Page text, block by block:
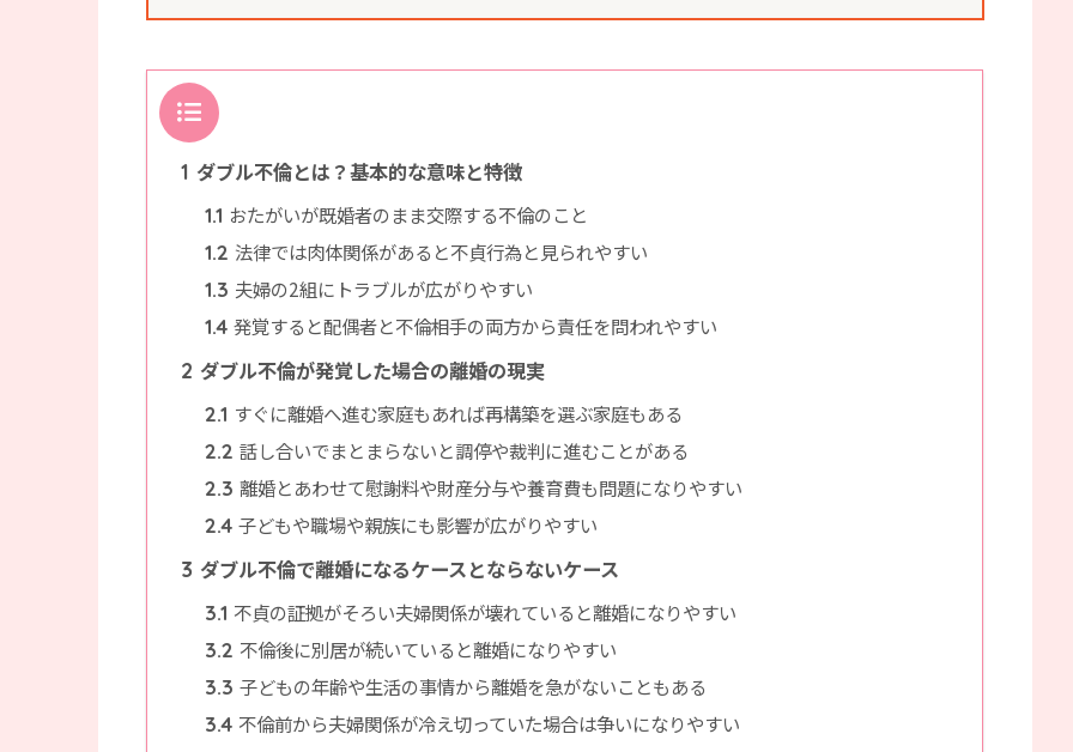
目次
1 ダブル不倫とは？基本的な意味と特徴
1.1 おたがいが既婚者のまま交際する不倫のこと
1.2 法律では肉体関係があると不貞行為と見られやすい
1.3 夫婦の2組にトラブルが広がりやすい
1.4 発覚すると配偶者と不倫相手の両方から責任を問われやすい
2 ダブル不倫が発覚した場合の離婚の現実
2.1 すぐに離婚へ進む家庭もあれば再構築を選ぶ家庭もある
2.2 話し合いでまとまらないと調停や裁判に進むことがある
2.3 離婚とあわせて慰謝料や財産分与や養育費も問題になりやすい
2.4 子どもや職場や親族にも影響が広がりやすい
3 ダブル不倫で離婚になるケースとならないケース
3.1 不貞の証拠がそろい夫婦関係が壊れていると離婚になりやすい
3.2 不倫後に別居が続いていると離婚になりやすい
3.3 子どもの年齢や生活の事情から離婚を急がないこともある
3.4 不倫前から夫婦関係が冷え切っていた場合は争いになりやすい